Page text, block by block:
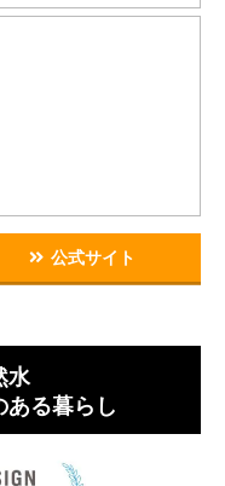
公式サイト
水
ある暮らし